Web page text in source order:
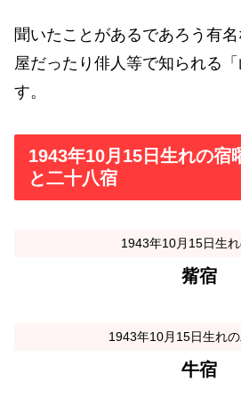
聞いたことがあるであろう有
屋だったり俳人等で知られる
す。
1943年10月15日生れの宿
と二十八宿
1943年10月15日生
觜宿
1943年10月15日生れ
牛宿